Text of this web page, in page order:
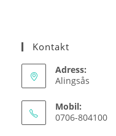
Kontakt
Adress:
Alingsås
Mobil:
0706-804100